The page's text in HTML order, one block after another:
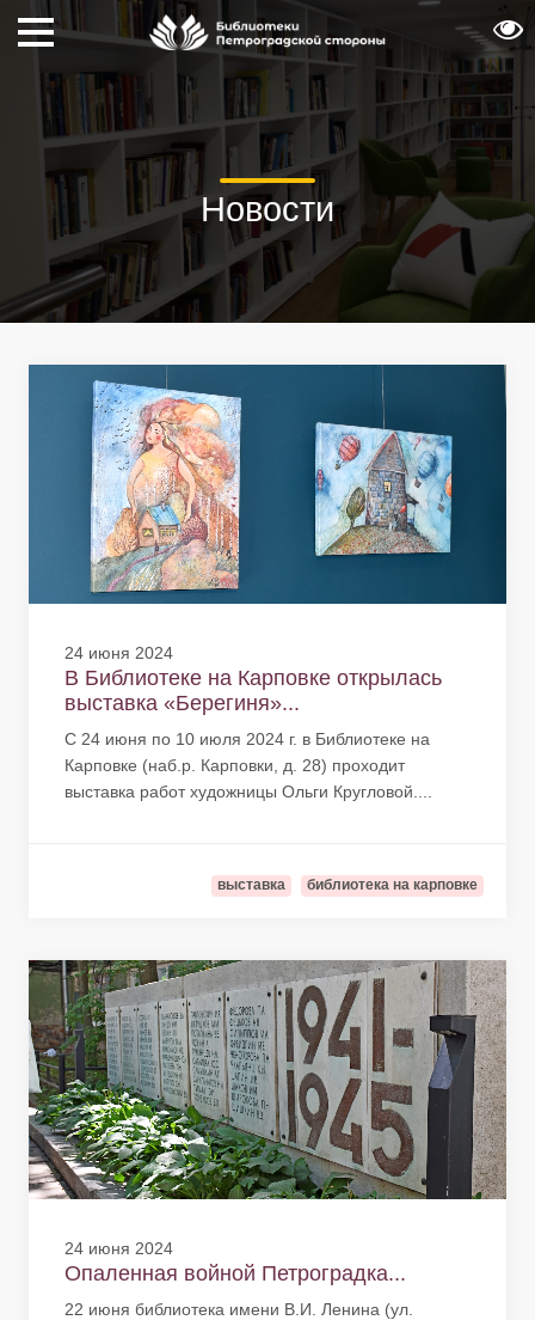
Новости
24 июня 2024
В Библиотеке на Карповке открылась
выставка «Берегиня»...
С 24 июня по 10 июля 2024 г. в Библиотеке на
Карповке (наб.р. Карповки, д. 28) проходит
выставка работ художницы Ольги Кругловой....
выставка библиотека на карповке
24 июня 2024
Опаленная войной Петроградка...
22 июня библиотека имени В.И. Ленина (ул.